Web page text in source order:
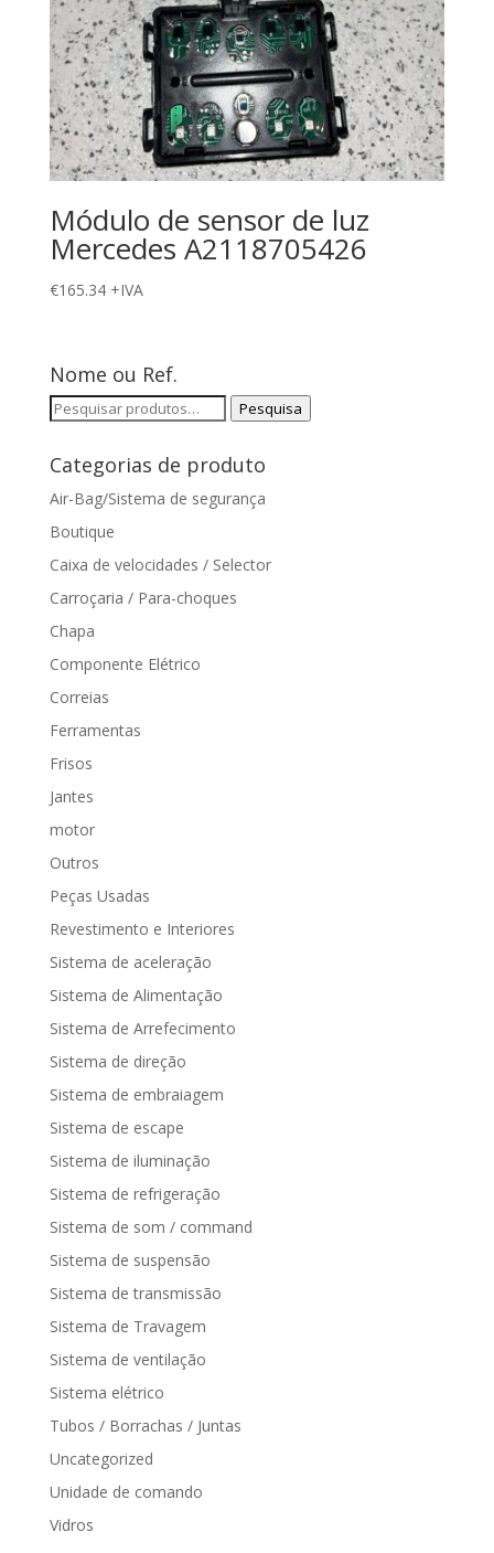
Módulo de sensor de luz
Mercedes A2118705426
€165.34 +IVA
Nome ou Ref.
Pesquisar
Pesquisa
Categorias de produto
Air-Bag/Sistema de segurança
Boutique
Caixa de velocidades / Selector
Carroçaria / Para-choques
Chapa
Componente Elétrico
Correias
Ferramentas
Frisos
Jantes
motor
Outros
Peças Usadas
Revestimento e Interiores
Sistema de aceleração
Sistema de Alimentação
Sistema de Arrefecimento
Sistema de direção
Sistema de embraiagem
Sistema de escape
Sistema de iluminação
Sistema de refrigeração
Sistema de som / command
Sistema de suspensão
Sistema de transmissão
Sistema de Travagem
Sistema de ventilação
Sistema elétrico
Tubos / Borrachas / Juntas
Uncategorized
Unidade de comando
Vidros